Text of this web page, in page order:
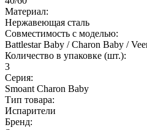
Материал:
Нержавеющая сталь
Совместимость с моделью:
Battlestar Baby / Charon Baby /
Количество в упаковке (шт.):
3
Серия:
Smoant Charon Baby
Тип товара:
Испарители
Бренд: